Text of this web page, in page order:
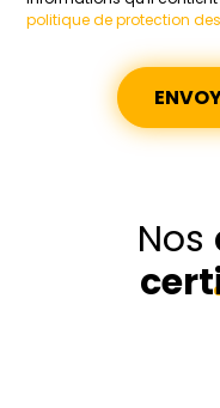
politique de protection
Nos